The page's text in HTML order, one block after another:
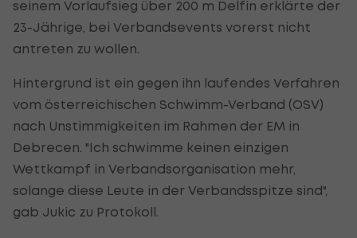
seinem Vorlaufsieg über 200 m Delfin erklärte der
23-Jährige, bei Verbandsevents vorerst nicht
antreten zu wollen.
Hintergrund ist ein gegen ihn laufendes Verfahren
vom österreichischen Schwimm-Verband (OSV)
nach Unstimmigkeiten im Rahmen der EM in
Debrecen. "Ich schwimme keinen einzigen
Wettkampf in Verbandsorganisation mehr,
solange diese Leute in der Verbandsspitze sind",
gab Jukic zu Protokoll.